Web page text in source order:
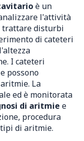
è un
l'attività
trattare disturbi
di cateteri
I cateteri
possono
La
ed è monitorata
di aritmie e
procedura
di aritmie.